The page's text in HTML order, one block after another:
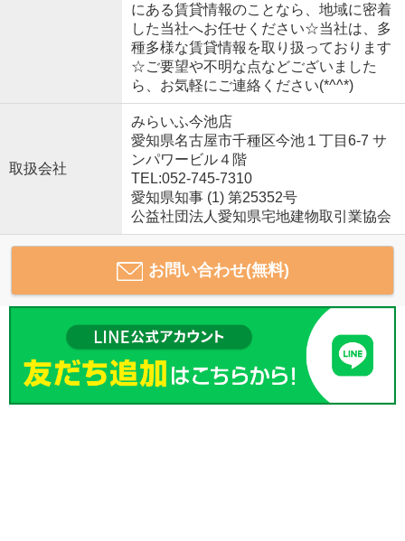
にある賃貸情報のことなら、地域に密着
した当社へお任せください☆当社は、多
種多様な賃貸情報を取り扱っております
☆ご要望や不明な点などございました
ら、お気軽にご連絡ください(*^^*)
取扱会社
みらいふ今池店
愛知県名古屋市千種区今池１丁目6-7 サ
ンパワービル４階
TEL:052-745-7310
愛知県知事 (1) 第25352号
公益社団法人愛知県宅地建物取引業協会
お問い合わせ(無料)